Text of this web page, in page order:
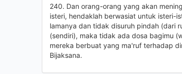
240. Dan orang-orang yang akan
isteri, hendaklah berwasiat untuk isteri-
lamanya dan tidak disuruh pindah (dari
(sendiri), maka tidak ada dosa bagimu
mereka berbuat yang ma'ruf terhadap
Bijaksana.